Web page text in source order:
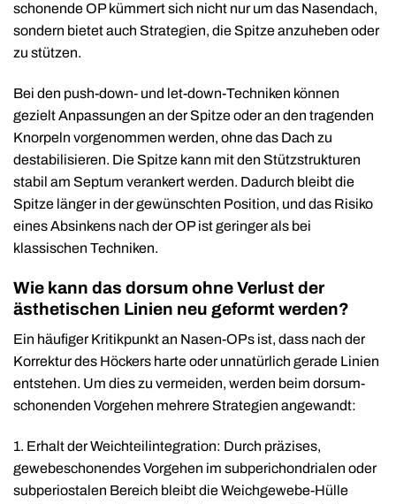
schonende OP kümmert sich nicht nur um das Nasendach,
sondern bietet auch Strategien, die Spitze anzuheben oder
zu stützen.
Bei den push-down- und let-down-Techniken können
gezielt Anpassungen an der Spitze oder an den tragenden
Knorpeln vorgenommen werden, ohne das Dach zu
destabilisieren. Die Spitze kann mit den Stützstrukturen
stabil am Septum verankert werden. Dadurch bleibt die
Spitze länger in der gewünschten Position, und das Risiko
eines Absinkens nach der OP ist geringer als bei
klassischen Techniken.
Wie kann das dorsum ohne Verlust der
ästhetischen Linien neu geformt werden?
Ein häufiger Kritikpunkt an Nasen-OPs ist, dass nach der
Korrektur des Höckers harte oder unnatürlich gerade Linien
entstehen. Um dies zu vermeiden, werden beim dorsum-
schonenden Vorgehen mehrere Strategien angewandt:
1. Erhalt der Weichteilintegration: Durch präzises,
gewebeschonendes Vorgehen im subperichondrialen oder
subperiostalen Bereich bleibt die Weichgewebe-Hülle